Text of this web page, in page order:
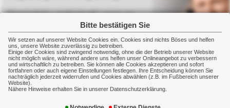
Bitte bestätigen Sie
Wir setzen auf unserer Website Cookies ein. Cookies sind nichts Böses und helfen
uns, unsere Website zuverlässig zu betreiben.
Einige der Cookies sind zwingend notwendig, ohne die der Betrieb unserer Website
nicht möglich wäre, während andere uns helfen unser Onlineangebot zu verbessern
und wirtschaftlich zu betreiben. Sie können alle Cookies akzeptieren und sofort
fortfahren oder auch eigene Einstellungen festlegen. Ihre Entscheidung können Sie
nachträglich jederzeit widerrufen und Cookies abwählen (z.B. im Fußbereich unserer
Website).
Nähere Hinweise erhalten Sie in unserer Datenschutzerklärung.
Persönlich – individuell - stets an
Betriebliche Vorsorge Betriebliche Krankenversicherung
… aus der
Sicht des Arbeitgebers